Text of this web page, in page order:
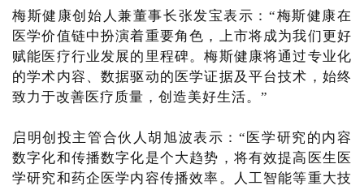
梅斯健康创始人兼董事长张发宝表示：“梅斯健康在
医学价值链中扮演着重要角色，上市将成为我们更好
赋能医疗行业发展的里程碑。梅斯健康将通过专业化
的学术内容、数据驱动的医学证据及平台技术，始终
致力于改善医疗质量，创造美好生活。”
启明创投主管合伙人胡旭波表示：“医学研究的内容
数字化和传播数字化是个大趋势，将有效提高医生医
学研究和药企医学内容传播效率。人工智能等重大技